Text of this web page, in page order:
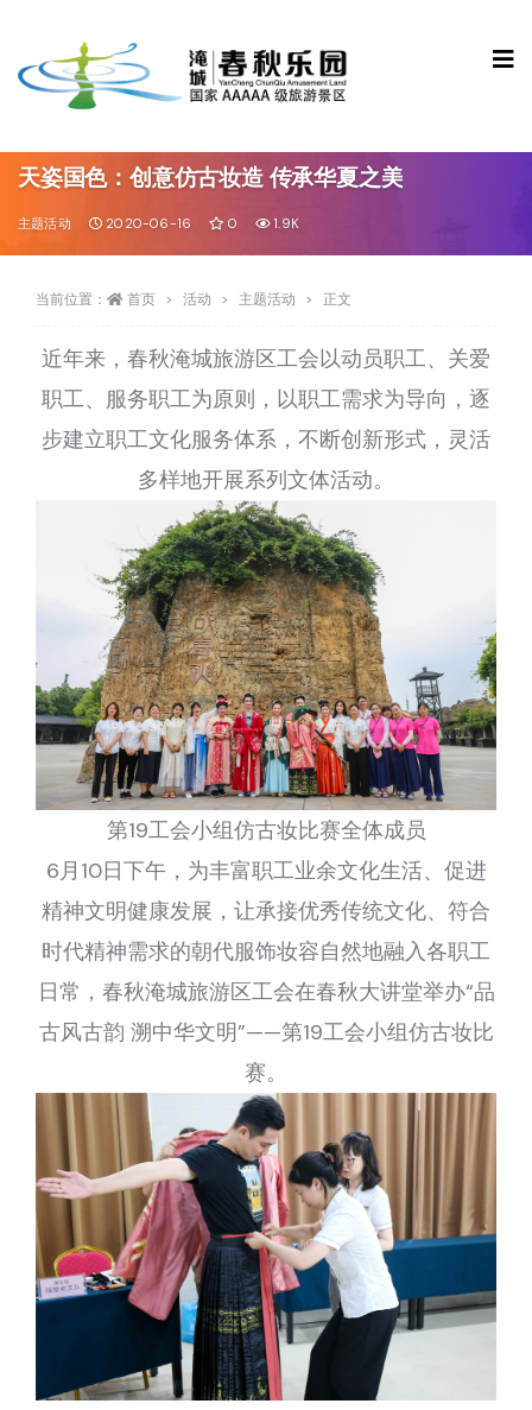
天姿国色：创意仿古妆造 传承华夏之美
主题活动 2020-06-16 0 1.9K
当前位置： 首页 活动 主题活动 正文
近年来，春秋淹城旅游区工会以动员职工、关爱
职工、服务职工为原则，以职工需求为导向，逐
步建立职工文化服务体系，不断创新形式，灵活
多样地开展系列文体活动。
第19工会小组仿古妆比赛全体成员
6月10日下午，为丰富职工业余文化生活、促进
精神文明健康发展，让承接优秀传统文化、符合
时代精神需求的朝代服饰妆容自然地融入各职工
日常，春秋淹城旅游区工会在春秋大讲堂举办“品
古风古韵 溯中华文明”——第19工会小组仿古妆比
赛。